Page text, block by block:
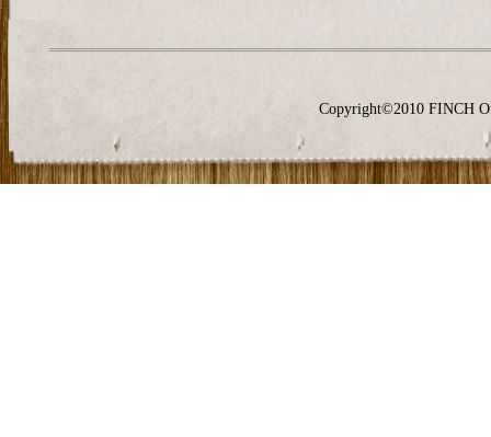
Copyright©2010 FINCH